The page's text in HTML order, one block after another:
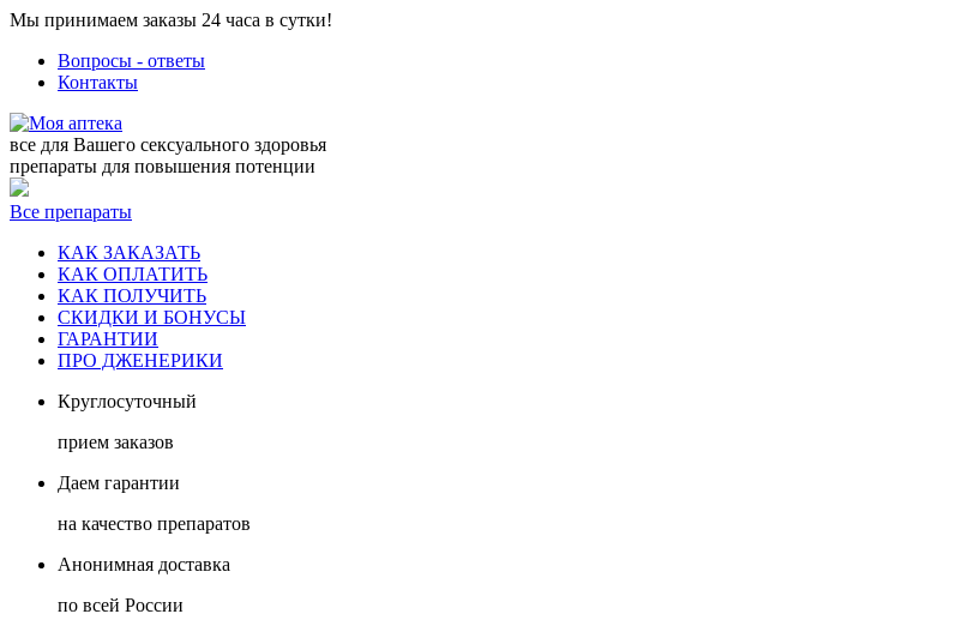
Мы принимаем заказы 24 часа в сутки!
Вопросы - ответы
Контакты
все для Вашего сексуального здоровья
препараты для повышения потенции
Все препараты
КАК ЗАКАЗАТЬ
КАК ОПЛАТИТЬ
КАК ПОЛУЧИТЬ
СКИДКИ И БОНУСЫ
ГАРАНТИИ
ПРО ДЖЕНЕРИКИ
Круглосуточный
прием заказов
Даем гарантии
на качество препаратов
Анонимная доставка
по всей России